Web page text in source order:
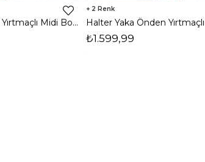
Halter Yaka Önden Yırtmaçlı Midi Boy Lacivert Hasre Kadın Elbise 26Y502
2
₺1.599,99